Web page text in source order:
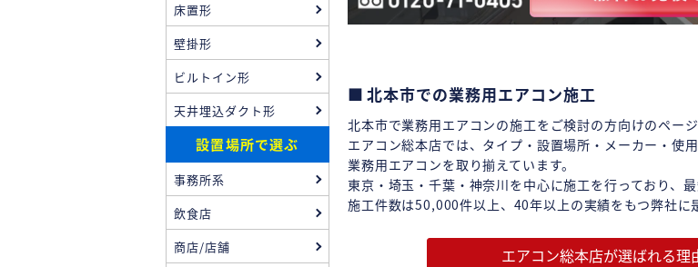
北本市での業務用エアコン施工
北本市で業務用エアコンの施工をご検討の方向けのページ
エアコン総本店では、タイプ・設置場所・メーカー・使
業務用エアコンを取り揃えています。
東京・埼玉・千葉・神奈川を中心に施工を行っており、最
施工件数は50,000件以上、40年以上の実績をもつ弊社に
エアコン総本店が選ばれる理
床置形
壁掛形
ビルトイン形
天井埋込ダクト形
設置場所で選ぶ
事務所系
飲食店
商店/店舗